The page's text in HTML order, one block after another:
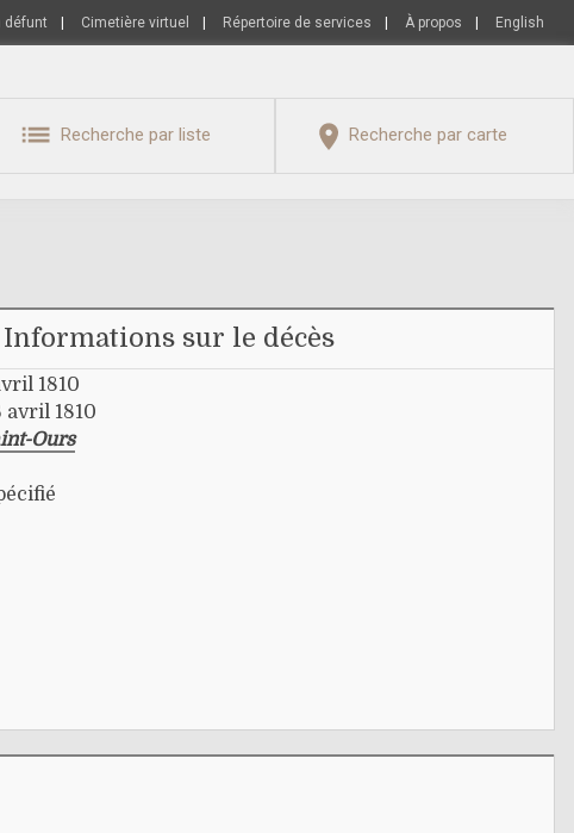
défunt Cimetière virtuel Répertoire de services À propos English
Recherche par liste Recherche par carte
Informations sur le décès
1810
1810
Ours